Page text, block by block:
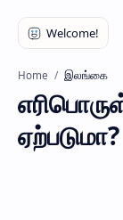
Home இலங்கை
ஏற்படுமா?